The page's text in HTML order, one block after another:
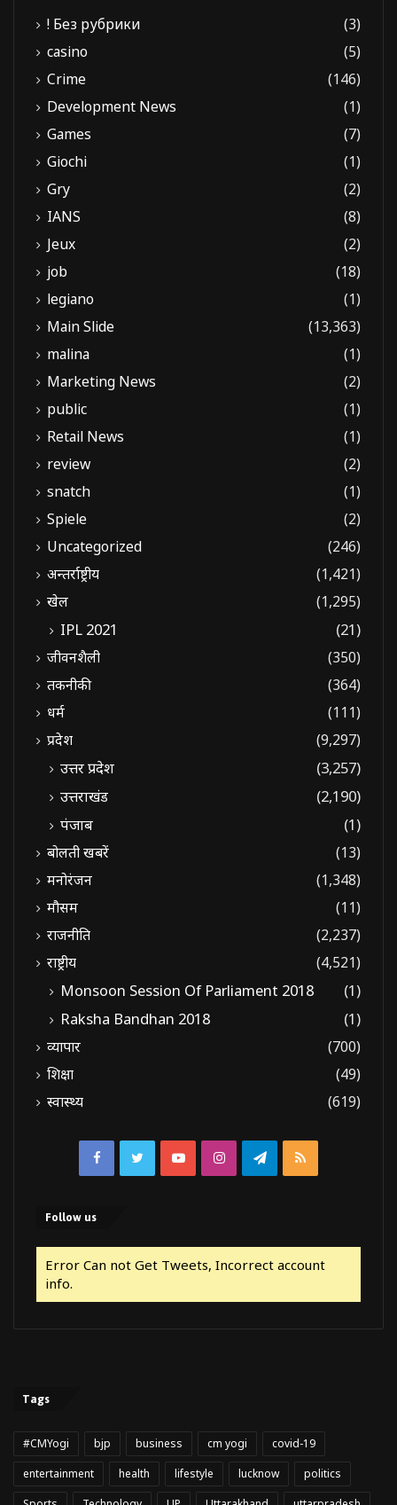
! Без рубрики
(3)
casino
(5)
Crime
(146)
Development News
(1)
Games
(7)
Giochi
(1)
Gry
(2)
IANS
(8)
Jeux
(2)
job
(18)
legiano
(1)
Main Slide
(13,363)
malina
(1)
Marketing News
(2)
public
(1)
Retail News
(1)
review
(2)
snatch
(1)
Spiele
(2)
Uncategorized
(246)
अन्तर्राष्ट्रीय
(1,421)
खेल
(1,295)
IPL 2021 (21)
जीवनशैली
(350)
तकनीकी
(364)
धर्म
(111)
प्रदेश
(9,297)
उत्तर प्रदेश
(3,257)
उत्तराखंड
(2,190)
पंजाब
(1)
बोलती खबरें
(13)
मनोरंजन
(1,348)
मौसम
(11)
राजनीति
(2,237)
राष्ट्रीय
(4,521)
Monsoon Session Of Parliament 2018
(1)
Raksha Bandhan 2018
(1)
व्यापार
(700)
शिक्षा
(49)
स्वास्थ्य
(619)
FacebookTwitterYouTubeInstagramTelegram
RSS
Follow us
Error Can not Get Tweets, Incorrect account
info.
Tags
#CMYogi bjp business cm yogi
covid-19
entertainment
health lifestyle lucknow
politics